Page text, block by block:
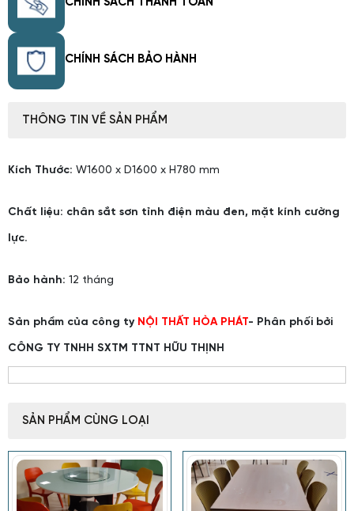
CHÍNH SÁCH THANH TOÁN
CHÍNH SÁCH BẢO HÀNH
THÔNG TIN VỀ SẢN PHẨM
Kích Thước: W1600 x D1600 x H780 mm
Chất liệu: chân sắt sơn tỉnh điện màu đen, mặt kính cường
lực.
Bảo hành: 12 tháng
Sản phẩm của công ty NỘI THẤT HÒA PHÁT- Phân phối bởi
CÔNG TY TNHH SXTM TTNT HỮU THỊNH
SẢN PHẨM CÙNG LOẠI